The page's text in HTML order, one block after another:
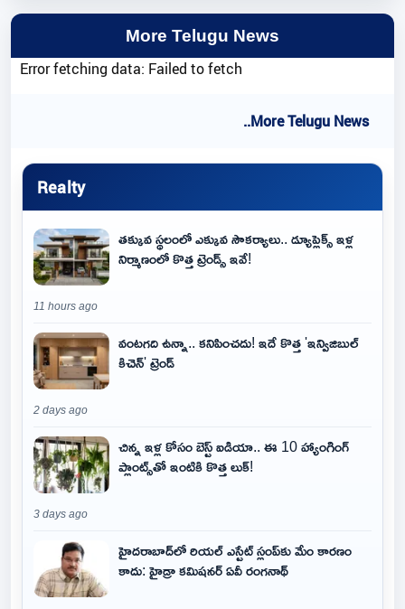
More Telugu News
Error fetching data: Failed to fetch
..More Telugu News
Realty
తక్కువ స్థలంలో ఎక్కువ సౌకర్యాలు.. డ్యూప్లెక్స్ ఇళ్ల
నిర్మాణంలో కొత్త ట్రెండ్స్ ఇవే!
11 hours ago
వంటగది ఉన్నా.. కనిపించదు! ఇదే కొత్త 'ఇన్విజిబుల్
కిచెన్' ట్రెండ్
2 days ago
చిన్న ఇళ్ల కోసం బెస్ట్ ఐడియా.. ఈ 10 హ్యాంగింగ్
ప్లాంట్స్‌తో ఇంటికి కొత్త లుక్!
3 days ago
హైదరాబాద్‌లో రియల్ ఎస్టేట్ స్లంప్‌కు మేం కారణం
కాదు: హైడ్రా కమిషనర్ ఏవీ రంగనాథ్